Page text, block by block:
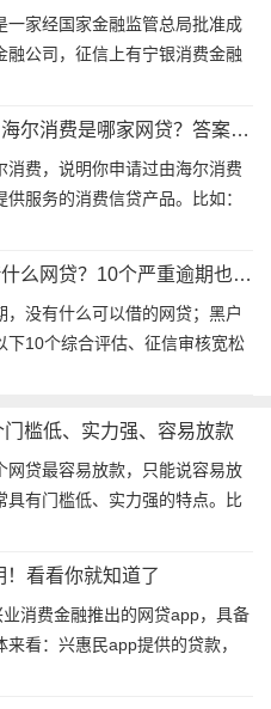
一家经国家金融监管总局批准成
融公司，征信上有宁银消费金融
：1、申请过宁银消费金融自营
消费是哪家网贷？答案就是...
消费，说明你申请过由海尔消费
服务的消费信贷产品。比如：
花、小花钱包、洋钱罐借款
贷？10个严重逾期也能贷的网贷
，没有什么可以借的网贷；黑户
下10个综合评估、征信审核宽松
，严重逾期急用钱可以看看：
逸花、分期乐、360借条。
槛低、实力强、容易放款
网贷最容易放款，只能说容易放
具有门槛低、实力强的特点。比
好期贷、京东金条、度小满、安
呗。
看看你就知道了
消费金融推出的网贷app，具备
来看：兴惠民app提供的贷款，
程线上完成的纯信用贷款。